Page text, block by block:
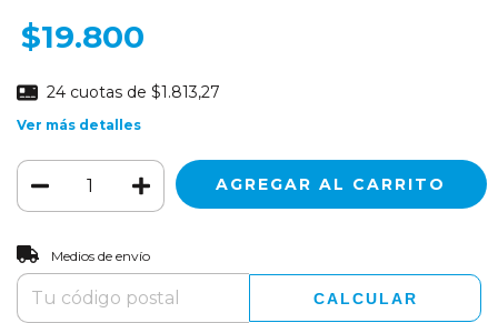
$19.800
24 cuotas de $1.813,27
Ver más detalles
Entregas para el CP:
Medios de envío
CALCULAR